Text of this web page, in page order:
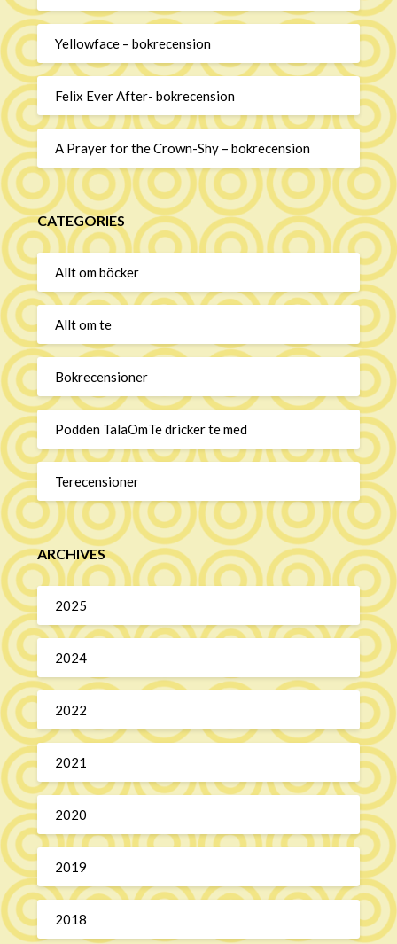
Yellowface – bokrecension
Felix Ever After- bokrecension
A Prayer for the Crown-Shy – bokrecension
CATEGORIES
Allt om böcker
Allt om te
Bokrecensioner
Podden TalaOmTe dricker te med
Terecensioner
ARCHIVES
2025
2024
2022
2021
2020
2019
2018